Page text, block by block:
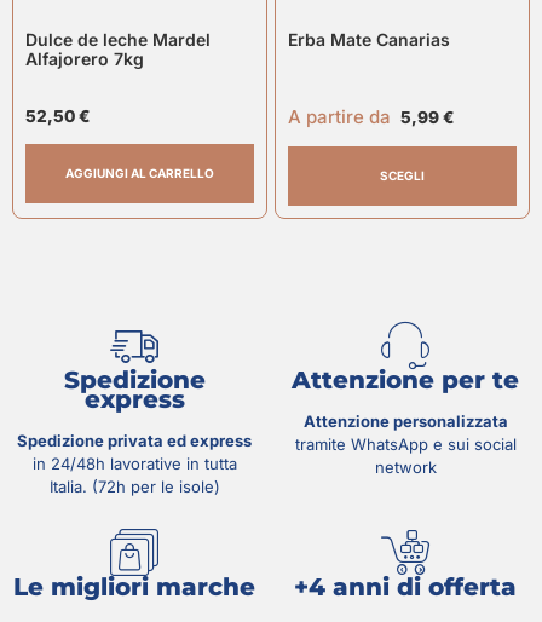
Dulce de leche Mardel
Alfajorero 7kg
52,50€
AGGIUNGI AL CARRELLO
Erba Mate Canarias
A partire da 5,99€
SCEGLI
Spedizione
express
Spedizione privata ed express
in 24/48h lavorative in tutta
Italia. (72h per le isole)
Attenzione per te
Attenzione personalizzata
tramite WhatsApp e sui social
network
Le migliori marche +4 anni di offerta